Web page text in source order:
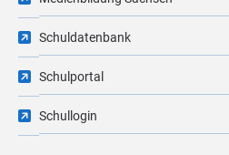
Schuldatenbank
Schulportal
Schullogin